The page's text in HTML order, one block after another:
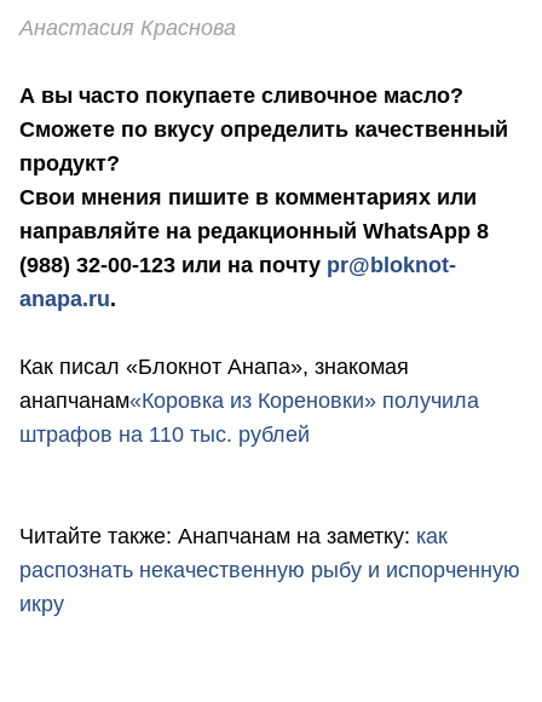
Анастасия Краснова
А вы часто покупаете сливочное масло?
Сможете по вкусу определить качественный
продукт?
Свои мнения пишите в комментариях или
направляйте на редакционный WhatsApp 8
(988) 32-00-123 или на почту pr@bloknot-
anapa.ru.
Как писал «Блокнот Анапа», знакомая
анапчанам«Коровка из Кореновки» получила
штрафов на 110 тыс. рублей
Читайте также: Анапчанам на заметку: как
распознать некачественную рыбу и испорченную
икру